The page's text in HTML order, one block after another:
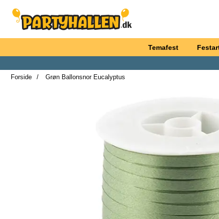
Startside for Partyhallen AB
Temafest
Forside
Grøn Ballonsnor Eucalyptus